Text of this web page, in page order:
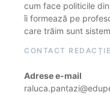
cum face politicile
îi formează pe
care trăim sunt
CONTACT REDACȚIE
Adrese e-mail